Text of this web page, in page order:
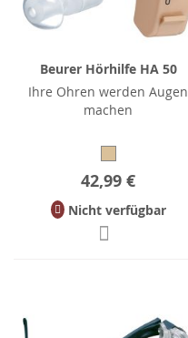
Beurer Hörhilfe HA 50
Ihre Ohren werden Augen
machen
42,99 €
Nicht verfügbar